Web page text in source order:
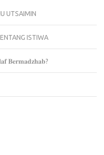
UTSAIMIN
ISTIWA
𝐁𝐞𝐫𝐦𝐚𝐝𝐳𝐡𝐚𝐛?